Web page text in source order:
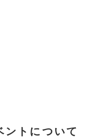
ントについて